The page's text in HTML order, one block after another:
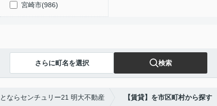
宮崎市(986)
さらに町名を選択 検索
ならセンチュリー21 明大不動産 【賃貸】を市区町村から探す